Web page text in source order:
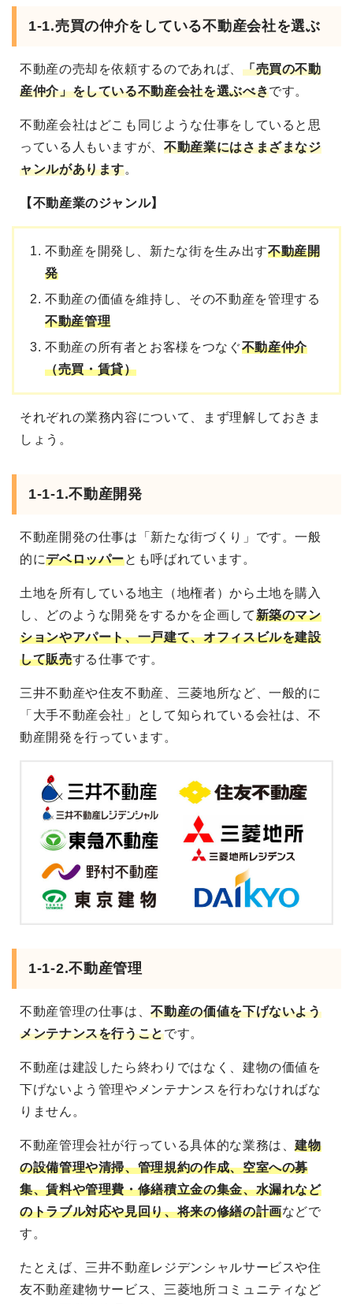
1-1.売買の仲介をしている不動産会社を選ぶ
不動産の売却を依頼するのであれば、 「売買の不動
産仲介」をしている不動産会社を選ぶべきです。
不動産会社はどこも同じような仕事をしていると思
っている人もいますが、不動産業にはさまざまなジ
ャンルがあります。
【不動産業のジャンル】
不動産を開発し、新たな街を生み出す不動産開
発
不動産の価値を維持し、その不動産を管理する
不動産管理
不動産の所有者とお客様をつなぐ不動産仲介
（売買・賃貸）
それぞれの業務内容について、まず理解しておきま
しょう。
1-1-1.不動産開発
不動産開発の仕事は「新たな街づくり」です。一般
的にデベロッパーとも呼ばれています。
土地を所有している地主（地権者）から土地を購入
し、どのような開発をするかを企画して新築のマン
ションやアパート、一戸建て、オフィスビルを建設
して販売する仕事です。
三井不動産や住友不動産、三菱地所など、一般的に
「大手不動産会社」として知られている会社は、不
動産開発を行っています。
1-1-2.不動産管理
不動産管理の仕事は、不動産の価値を下げないよう
メンテナンスを行うことです。
不動産は建設したら終わりではなく、建物の価値を
下げないよう管理やメンテナンスを行わなければな
りません。
不動産管理会社が行っている具体的な業務は、建物
の設備管理や清掃、管理規約の作成、空室への募
集、賃料や管理費・修繕積立金の集金、水漏れなど
のトラブル対応や見回り、将来の修繕の計画などで
す。
たとえば、三井不動産レジデンシャルサービスや住
友不動産建物サービス、三菱地所コミュニティなど